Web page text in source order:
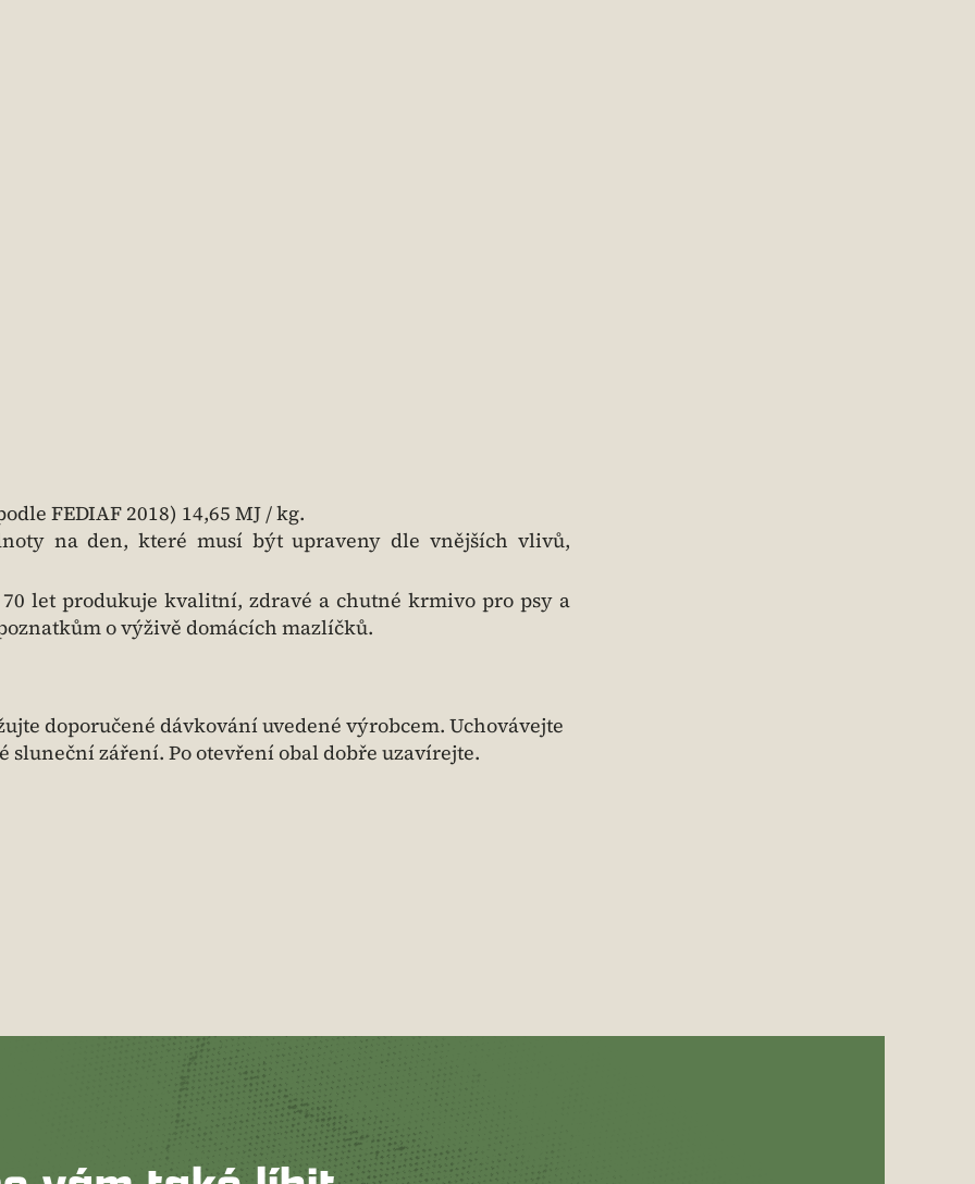
FEDIAF 2018) 14,65 MJ / kg.
na den, které musí být upraveny dle vnějších vlivů,
let produkuje kvalitní, zdravé a chutné krmivo pro psy a
o výživě domácích mazlíčků.
doporučené dávkování uvedené výrobcem. Uchovávejte
záření. Po otevření obal dobře uzavírejte.